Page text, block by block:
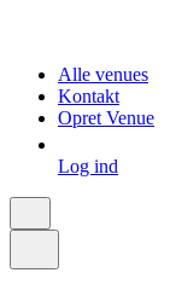
Alle venues
Kontakt
Opret Venue
Log ind